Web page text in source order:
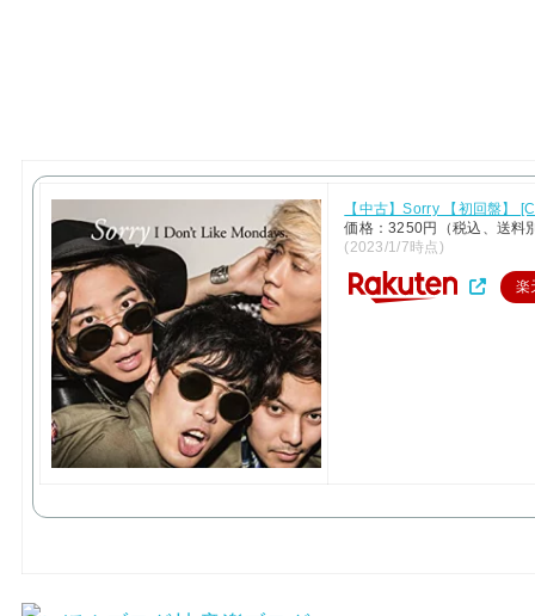
【中古】Sorry 【初回盤】
価格：3250円（税込、送料
(2023/1/7時点)
楽